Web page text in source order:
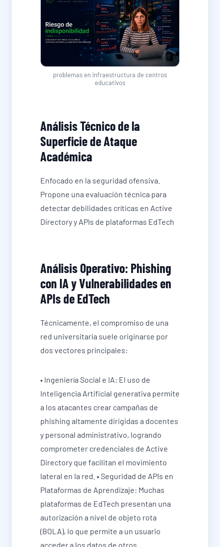
problemas en infraestructura de centros
educativos
Análisis Técnico de la
Superficie de Ataque
Académica
Enfocado en la seguridad ofensiva.
Propone una evaluación técnica para
detectar debilidades críticas en Active
Directory y APIs de plataformas EdTech
Análisis Operativo: Phishing
con IA y Vulnerabilidades en
APIs de EdTech
Técnicamente, el compromiso de una
red universitaria suele originarse por
dos vectores principales:
• Ingeniería Social e IA: El uso de
Inteligencia Artificial generativa permite
a los atacantes crear campañas de
phishing altamente dirigidas a docentes
y personal administrativo, logrando
comprometer credenciales de Active
Directory que facilitan el movimiento
lateral en la red. • Seguridad de APIs en
Plataformas de Aprendizaje: Muchas
plataformas de EdTech presentan una
autorización a nivel de objeto rota
(BOLA), lo que permite a un usuario
acceder a los datos de otros